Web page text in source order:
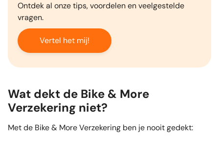
Ontdek al onze tips, voordelen en veelgestelde
vragen.
Vertel het mij!
Wat dekt de Bike & More
Verzekering niet?
Met de Bike & More Verzekering ben je nooit gedekt: